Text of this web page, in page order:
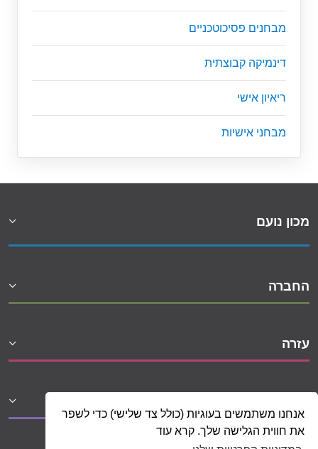
אנחנו משתמשים בעוגיות (כולל צד שלישי) כדי לשפר
את חווית הגלישה שלך. קרא עוד
מבחנים פסיכוטכניים
דינמיקה קבוצתית
ריאיון אישי
מבחני אישיות
מכון נועם
החברה
עזרה